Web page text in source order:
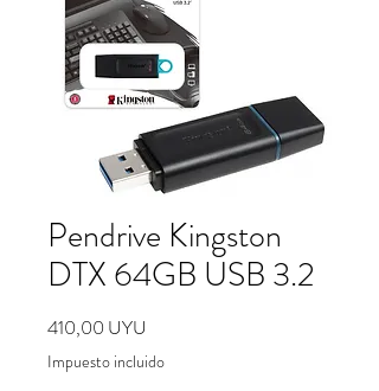
Pendrive Kingston
DTX 64GB USB 3.2
410,00 UYU
Impuesto incluido